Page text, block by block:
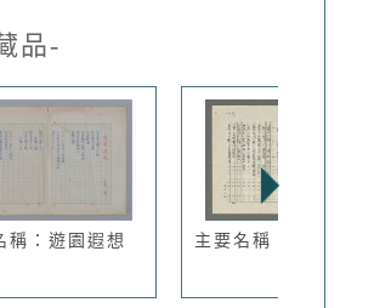
品-
稱：遊園遐想 主要名稱：雪與樹